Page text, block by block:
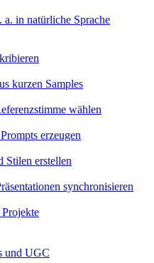
in natürliche Sprache
kurzen Samples
wählen
erzeugen
Stilen erstellen
synchronisieren
und UGC